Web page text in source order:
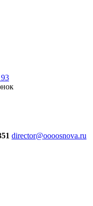
director@oooosnova.ru